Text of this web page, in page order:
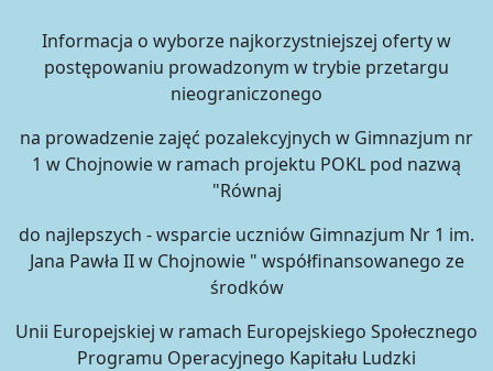
Informacja o wyborze najkorzystniejszej oferty w
postępowaniu prowadzonym w trybie przetargu
nieograniczonego
na prowadzenie zajęć pozalekcyjnych w Gimnazjum nr
1 w Chojnowie w ramach projektu POKL pod nazwą
"Równaj
do najlepszych - wsparcie uczniów Gimnazjum Nr 1 im.
Jana Pawła II w Chojnowie " współfinansowanego ze
środków
Unii Europejskiej w ramach Europejskiego Społecznego
Programu Operacyjnego Kapitału Ludzki